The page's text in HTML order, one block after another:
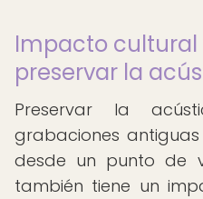
Impacto cultural
preservar la
Preservar la
grabaciones
desde un punto de
también tiene un